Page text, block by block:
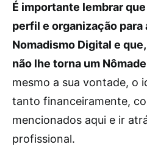
É importante lembrar
perfil e organização para
Nomadismo Digital e
não lhe torna um Nômade
mesmo a sua vontade, o
tanto financeiramente,
mencionados aqui e ir
profissional.